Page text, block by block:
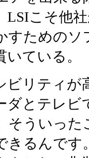
LSIこそ他
すためのソ
ている。
ビリティ
ダとテレビ
そういった
きるんです